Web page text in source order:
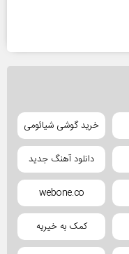
خرید گوشی شیائومی
دانلود آهنگ جدید
webone.co
کمک به خیریه